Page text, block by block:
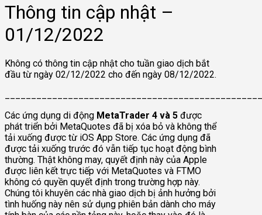
Thông tin cập nhật –
01/12/2022
Không có thông tin cập nhật cho tuần giao dịch bắt
đầu từ ngày 02/12/2022 cho đến ngày 08/12/2022.
Các ứng dụng di động MetaTrader 4 và 5 được
phát triển bởi MetaQuotes đã bị xóa bỏ và không thể
tải xuống được từ iOS App Store. Các ứng dụng đã
được tải xuống trước đó vẫn tiếp tục hoạt động bình
thường. Thật không may, quyết định này của Apple
được liên kết trực tiếp với MetaQuotes và FTMO
không có quyền quyết định trong trường hợp này.
Chúng tôi khuyên các nhà giao dịch bị ảnh hưởng bởi
tình huống này nên sử dụng phiên bản dành cho máy